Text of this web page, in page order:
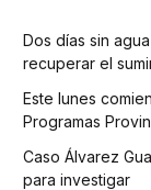
Dos días sin
recuperar el
Este lunes
Programas
Caso Álvarez
para investigar